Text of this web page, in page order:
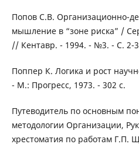
Попов С.В. Организационно-
мышление в “зоне риска” /
// Кентавр. - 1994. - №3. - С. 2-
Поппер К. Логика и рост
- М.: Прогресс, 1973. - 302 с.
Путеводитель по основным
методологии Организации,
хрестоматия по работам Г.П.